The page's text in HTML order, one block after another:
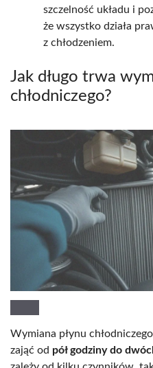
szczelność układu i
że wszystko działa
z chłodzeniem.
Jak długo trwa
chłodniczego?
Wymiana płynu
zająć od pół godziny do